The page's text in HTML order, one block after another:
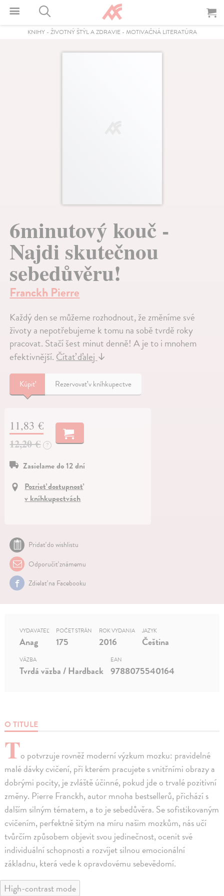
KNIHY- ŽIVOTNÝ ŠTÝL A ZDRAVIE- MOTIVAČNÁ LITERATÚRA
6minutový kouč -
Najdi skutečnou
sebedůvěru!
Franckh Pierre
Každý den se můžeme rozhodnout, že změníme své
životy a nepotřebujeme k tomu na sobě tvrdě roky
pracovat. Stačí šest minut denně! A je to i mnohem
efektivnější.Čítať ďalej↓
Kúpiť Rezervovať v kníhkupectve
11,83 €
12,20 €
?
Zasielame do 12 dní
Pozrieť dostupnosť
v kníhkupectvách
Pridať do wishlistu
Odporučiť známemu
Zdielať na Facebooku
O TITULE
To potvrzuje rovněž moderní výzkum mozku: pravidelné
malé dávky cvičení, při kterém pracujete s vnitřními obrazy a
dobrými pocity, je zvláště účinné, pokud jde o trvalé pozitivní
změny. Pierre Franckh, autor mnoha bestsellerů, přichází s
dalším silným tématem, a to je sebedůvěra. Se sofistikovaným
cvičením, perfektně šitým na míru našim mozkům, nás učí
tvůrčím způsobem objevit svou jedinečnost, ocenit své
individuální schopnosti a rozvíjet silnou emocionální
základnu, která vede k opravdovému sebevědomí.
VYDAVATEĽ
Anag
POČET STRÁN
175
ROK VYDANIA
2016
JAZYK
Čeština
VÄZBA
Tvrdá väzba / Hardback
EAN
9788075540164
High-contrast mode